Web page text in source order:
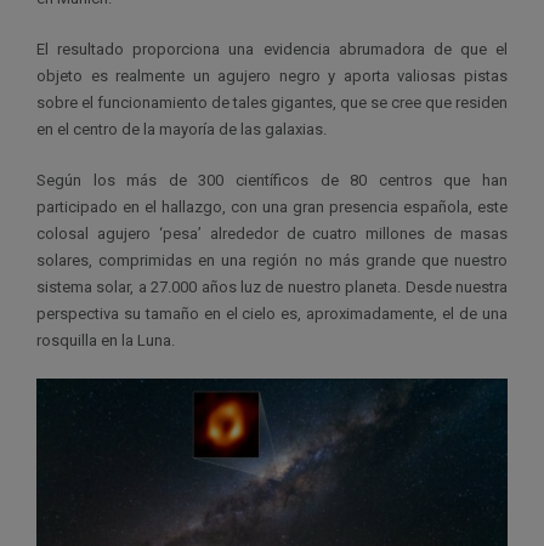
El resultado proporciona una evidencia abrumadora de que el
objeto es realmente un agujero negro y aporta valiosas pistas
sobre el funcionamiento de tales gigantes, que se cree que residen
en el centro de la mayoría de las galaxias.
Según los más de 300 científicos de 80 centros que han
participado en el hallazgo, con una gran presencia española, este
colosal agujero ‘pesa’ alrededor de cuatro millones de masas
solares, comprimidas en una región no más grande que nuestro
sistema solar, a 27.000 años luz de nuestro planeta. Desde nuestra
perspectiva su tamaño en el cielo es, aproximadamente, el de una
rosquilla en la Luna.